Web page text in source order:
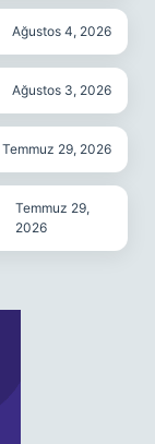
Ağustos 4, 2026
Ağustos 3, 2026
Temmuz 29, 2026
Temmuz 29,
2026